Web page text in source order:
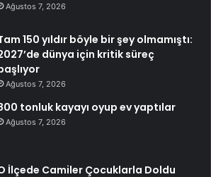
Ağustos 7, 2026
150 yıldır böyle bir şey olmamıştı:
dünya için kritik süreç
Ağustos 7, 2026
tonluk kayayı oyup ev yaptılar
Ağustos 7, 2026
İlçede Camiler Çocuklarla Doldu